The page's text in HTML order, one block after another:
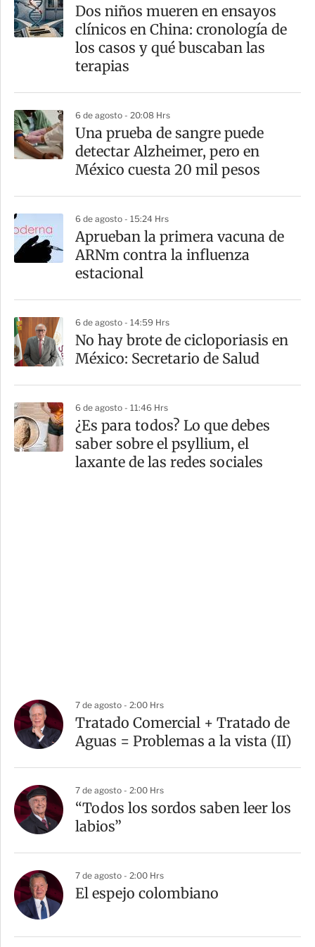
r
t
Dos niños mueren en ensayos
clínicos en China: cronología de
los casos y qué buscaban las
terapias
6 de agosto - 20:08 Hrs
Una prueba de sangre puede
detectar Alzheimer, pero en
México cuesta 20 mil pesos
6 de agosto - 15:24 Hrs
Aprueban la primera vacuna de
ARNm contra la influenza
estacional
6 de agosto - 14:59 Hrs
No hay brote de cicloporiasis en
México: Secretario de Salud
6 de agosto - 11:46 Hrs
¿Es para todos? Lo que debes
saber sobre el psyllium, el
laxante de las redes sociales
7 de agosto - 2:00 Hrs
Tratado Comercial + Tratado de
Aguas = Problemas a la vista (II)
7 de agosto - 2:00 Hrs
“Todos los sordos saben leer los
labios”
7 de agosto - 2:00 Hrs
El espejo colombiano